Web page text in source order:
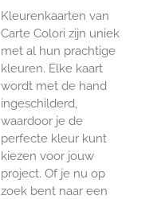
Kleurenkaarten van
Carte Colori zijn uniek
met al hun prachtige
kleuren. Elke kaart
wordt met de hand
ingeschilderd,
waardoor je de
perfecte kleur kunt
kiezen voor jouw
project. Of je nu op
zoek bent naar een